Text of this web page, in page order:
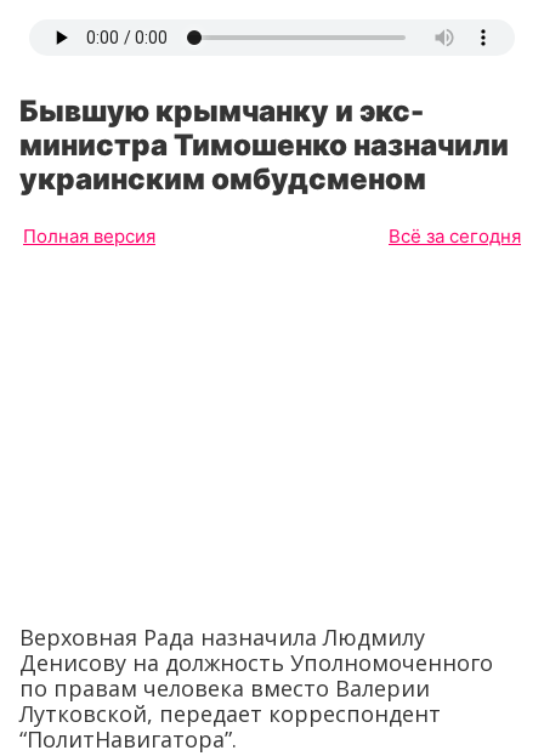
Бывшую крымчанку и экс-
министра Тимошенко назначили
украинским омбудсменом
Полная версия Всё за сегодня
Верховная Рада назначила Людмилу
Денисову на должность Уполномоченного
по правам человека вместо Валерии
Лутковской, передает корреспондент
“ПолитНавигатора”.